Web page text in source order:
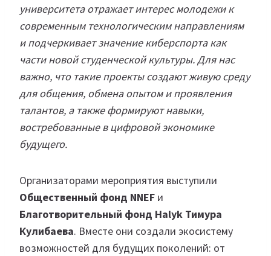
университета отражает интерес молодежи к
современным технологическим направлениям
и подчеркивает значение киберспорта как
части новой студенческой культуры. Для нас
важно, что такие проекты создают живую среду
для общения, обмена опытом и проявления
талантов, а также формируют навыки,
востребованные в цифровой экономике
будущего.
Организаторами мероприятия выступили
Общественный фонд NNEF и
Благотворительный фонд Halyk Тимура
Кулибаева. Вместе они создали экосистему
возможностей для будущих поколений: от